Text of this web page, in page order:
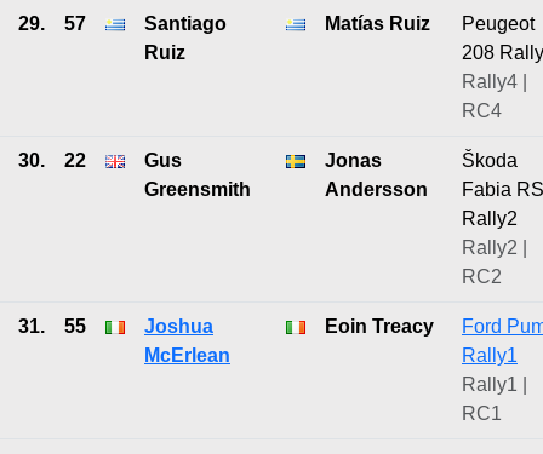
29. 57
Santiago
Ruiz
Matías Ruiz
Peugeot
208
Rally4 |
RC4
30. 22
Gus
Greensmith
Jonas
Andersson
Škoda
Fabia RS
Rally2
Rally2 |
RC2
31. 55
Joshua
McErlean
Eoin Treacy
Ford
Rally1
Rally1 |
RC1